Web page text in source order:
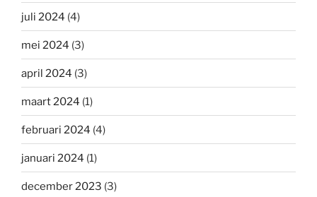
juli 2024 (4)
mei 2024 (3)
april 2024 (3)
maart 2024 (1)
februari 2024 (4)
januari 2024 (1)
december 2023 (3)